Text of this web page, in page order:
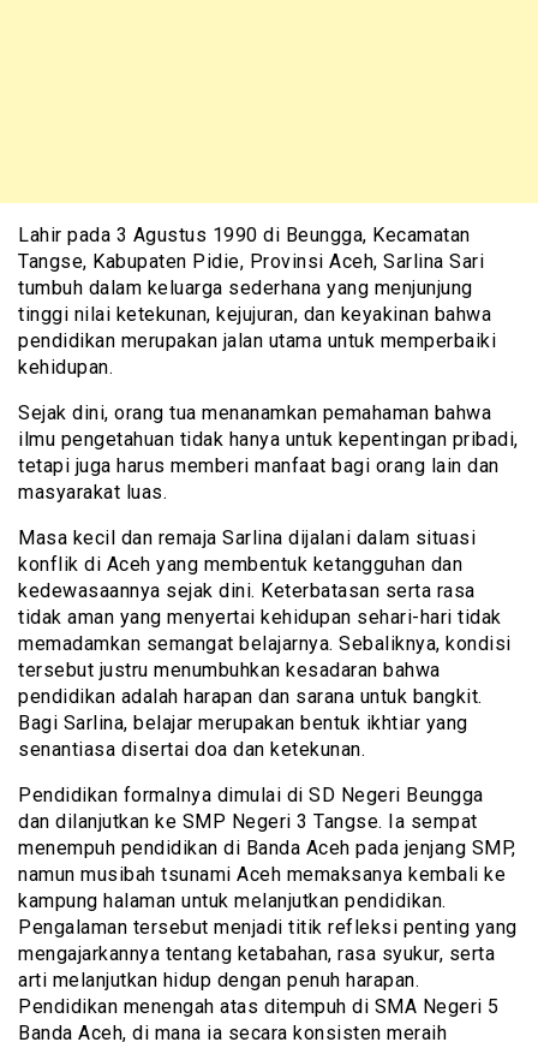
Lahir pada 3 Agustus 1990 di Beungga, Kecamatan
Tangse, Kabupaten Pidie, Provinsi Aceh, Sarlina Sari
tumbuh dalam keluarga sederhana yang menjunjung
tinggi nilai ketekunan, kejujuran, dan keyakinan bahwa
pendidikan merupakan jalan utama untuk memperbaiki
kehidupan.
Sejak dini, orang tua menanamkan pemahaman bahwa
ilmu pengetahuan tidak hanya untuk kepentingan pribadi,
tetapi juga harus memberi manfaat bagi orang lain dan
masyarakat luas.
Masa kecil dan remaja Sarlina dijalani dalam situasi
konflik di Aceh yang membentuk ketangguhan dan
kedewasaannya sejak dini. Keterbatasan serta rasa
tidak aman yang menyertai kehidupan sehari-hari tidak
memadamkan semangat belajarnya. Sebaliknya, kondisi
tersebut justru menumbuhkan kesadaran bahwa
pendidikan adalah harapan dan sarana untuk bangkit.
Bagi Sarlina, belajar merupakan bentuk ikhtiar yang
senantiasa disertai doa dan ketekunan.
Pendidikan formalnya dimulai di SD Negeri Beungga
dan dilanjutkan ke SMP Negeri 3 Tangse. Ia sempat
menempuh pendidikan di Banda Aceh pada jenjang SMP,
namun musibah tsunami Aceh memaksanya kembali ke
kampung halaman untuk melanjutkan pendidikan.
Pengalaman tersebut menjadi titik refleksi penting yang
mengajarkannya tentang ketabahan, rasa syukur, serta
arti melanjutkan hidup dengan penuh harapan.
Pendidikan menengah atas ditempuh di SMA Negeri 5
Banda Aceh, di mana ia secara konsisten meraih